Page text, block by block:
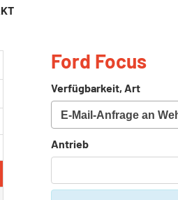
Ford Focus
Verfügbarkeit, Art
Antrieb